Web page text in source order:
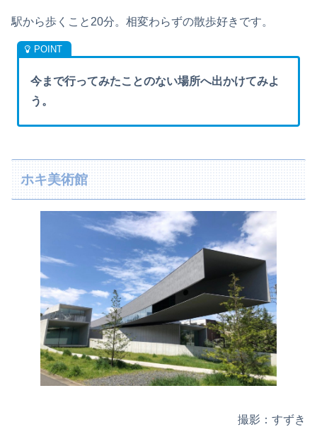
駅から歩くこと20分。相変わらずの散歩好きです。
今まで行ってみたことのない場所へ出かけてみよ
う。
ホキ美術館
撮影：すずき